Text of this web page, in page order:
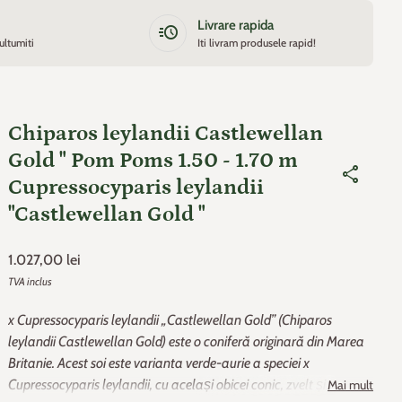
acute Livrare rapida
Iti livram produsele rapid!
Chiparos leylandii Castlewellan
Gold " Pom Poms 1.50 - 1.70 m
Cupressocyparis leylandii
"Castlewellan Gold "
share
Pret de baza
1.027,00 lei
TVA inclus
x Cupressocyparis leylandii „Castlewellan Gold” (Chiparos
leylandii Castlewellan Gold) este o coniferă originară din Marea
Britanie. Acest soi este varianta verde-aurie a specieix
Cupressocyparis leylandii, cu același obicei conic, zvelt și maiMai mult